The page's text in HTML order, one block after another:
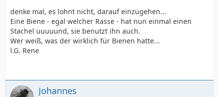
denke mal, es lohnt nicht, darauf einzugehen...
Eine Biene - egal welcher Rasse - hat nun einmal einen
Stachel uuuuund, sie benutzt ihn auch.
Wer weiß, was der wirklich für Bienen hatte...
l.G. Rene
Johannes